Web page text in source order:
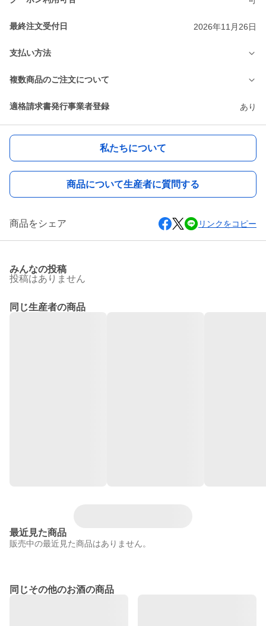
最終注文受付日 2026年11月26日
支払い方法
複数商品のご注文について
適格請求書発行事業者登録 あり
私たちについて
商品について生産者に質問する
商品をシェア リンクをコピー
みんなの投稿
投稿はありません
同じ生産者の商品
最近見た商品
販売中の最近見た商品はありません。
同じその他のお酒の商品